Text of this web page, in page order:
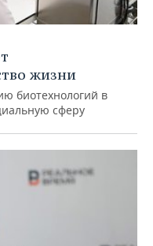
жизни
биотехнологий в
сферу